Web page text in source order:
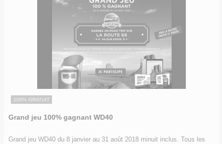
100% GRATUIT
Grand jeu 100% gagnant WD40
Grand jeu WD40 du 8 janvier au 31 août 2018 minuit inclus. Tous les